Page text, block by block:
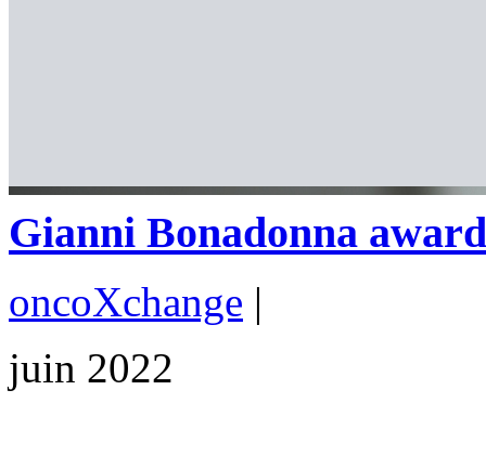
Gianni Bonadonna
oncoXchange |
juin 2022